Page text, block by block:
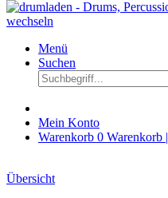
Menü
Suchen
Mein Konto
Warenkorb 0 Warenkorb |
Übersicht